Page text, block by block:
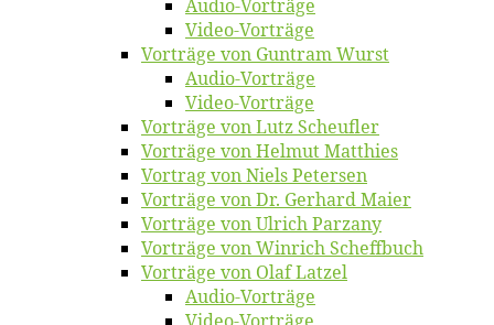
Au­dio-Vor­trä­ge
Vi­deo-Vor­trä­ge
Vor­trä­ge von Gun­tram Wurst
Au­dio-Vor­trä­ge
Vi­deo-Vor­trä­ge
Vor­trä­ge von Lutz Scheufler
Vor­trä­ge von Hel­mut Matthies
Vor­trag von Niels Petersen
Vor­trä­ge von Dr. Ger­hard Maier
Vor­trä­ge von Ul­rich Parzany
Vor­trä­ge von Win­rich Scheffbuch
Vor­trä­ge von Olaf Latzel
Au­dio-Vor­trä­ge